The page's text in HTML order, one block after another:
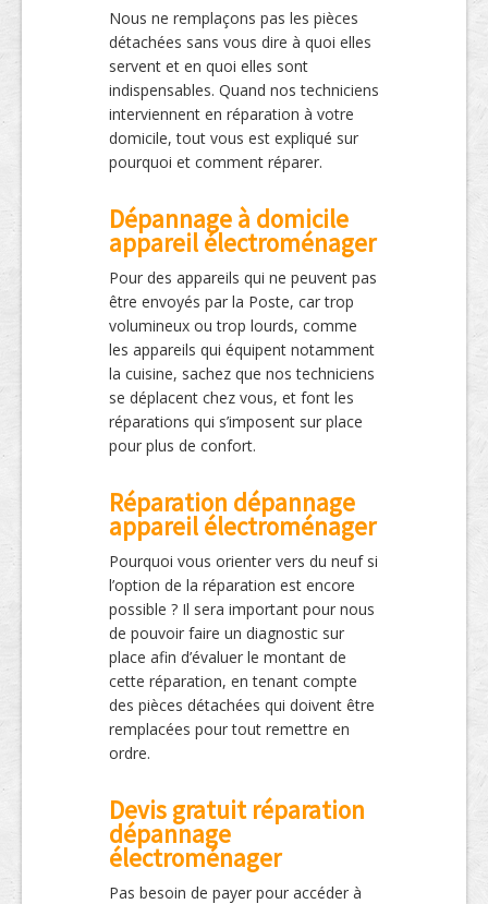
Nous ne remplaçons pas les pièces
détachées sans vous dire à quoi elles
servent et en quoi elles sont
indispensables. Quand nos techniciens
interviennent en réparation à votre
domicile, tout vous est expliqué sur
pourquoi et comment réparer.
Dépannage à domicile
appareil électroménager
Pour des appareils qui ne peuvent pas
être envoyés par la Poste, car trop
volumineux ou trop lourds, comme
les appareils qui équipent notamment
la cuisine, sachez que nos techniciens
se déplacent chez vous, et font les
réparations qui s’imposent sur place
pour plus de confort.
Réparation dépannage
appareil électroménager
Pourquoi vous orienter vers du neuf si
l’option de la réparation est encore
possible ? Il sera important pour nous
de pouvoir faire un diagnostic sur
place afin d’évaluer le montant de
cette réparation, en tenant compte
des pièces détachées qui doivent être
remplacées pour tout remettre en
ordre.
Devis gratuit réparation
dépannage
électroménager
Pas besoin de payer pour accéder à